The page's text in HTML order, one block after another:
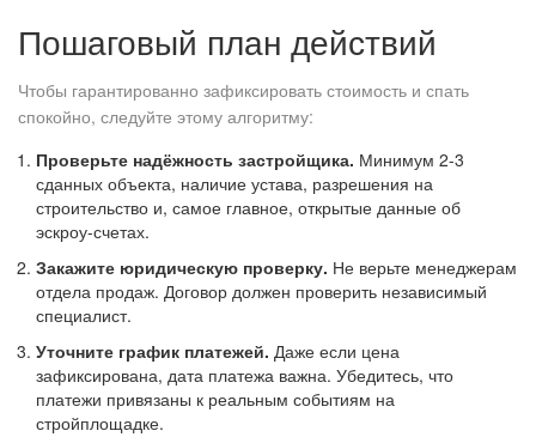
Пошаговый план действий
Чтобы гарантированно зафиксировать стоимость и спать
спокойно, следуйте этому алгоритму:
Проверьте надёжность застройщика. Минимум 2-3
сданных объекта, наличие устава, разрешения на
строительство и, самое главное, открытые данные об
эскроу-счетах.
Закажите юридическую проверку. Не верьте менеджерам
отдела продаж. Договор должен проверить независимый
специалист.
Уточните график платежей. Даже если цена
зафиксирована, дата платежа важна. Убедитесь, что
платежи привязаны к реальным событиям на
стройплощадке.